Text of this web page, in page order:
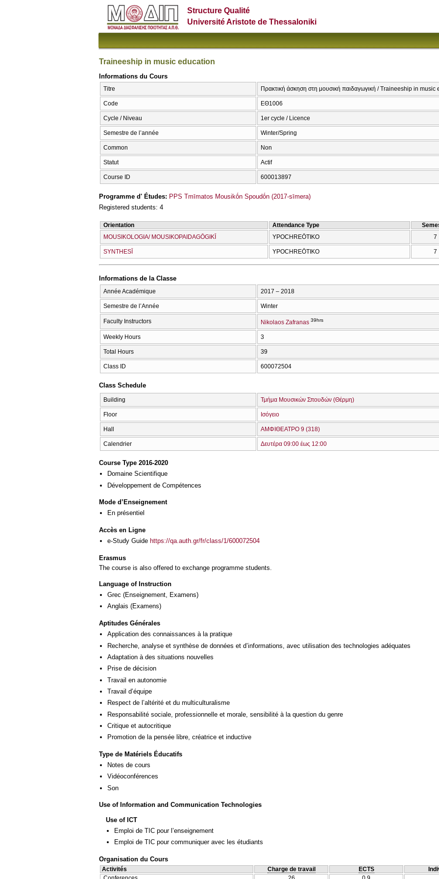
Structure Qualité
Université Aristote de Thessaloniki
Traineeship in music education
Informations du Cours
Titre Πρακτική άσκηση στη μουσική παιδαγωγική / Traineeship in music
Code ΕΘ1006
Cycle / Niveau 1er cycle / Licence
Semestre de l’année Winter/Spring
Common Non
Statut Actif
Course ID 600013897
Programme d' Études: PPS Tmīmatos Mousikṓn Spoudṓn (2017-sīmera)
Registered students: 4
Orientation Attendance Type
MOUSIKOLOGIA/ MOUSIKOPAIDAGŌGIKĪ
YPOCΗREŌTIKO 7
SYNTHESĪ YPOCΗREŌTIKO 7
Informations de la Classe
Année Académique 2017 – 2018
Semestre de l’Année Winter
Faculty Instructors Nikolaos Zafranas 39hrs
Weekly Hours 3
Total Hours 39
Class ID 600072504
Class Schedule
Building Τμήμα Μουσικών Σπουδών (Θέρμη)
Floor Ισόγειο
Hall ΑΜΦΙΘΕΑΤΡΟ 9 (318)
Calendrier Δευτέρα 09:00 έως 12:00
Course Type 2016-2020
Domaine Scientifique
Développement de Compétences
Mode d’Enseignement
En présentiel
Accès en Ligne
e-Study Guide https://qa.auth.gr/fr/class/1/600072504
Erasmus
The course is also offered to exchange programme students.
Language of Instruction
Grec (Enseignement, Examens)
Anglais (Examens)
Aptitudes Générales
Application des connaissances à la pratique
Recherche, analyse et synthèse de données et d’informations, avec utilisation des technologies adéquates
Adaptation à des situations nouvelles
Prise de décision
Travail en autonomie
Travail d’équipe
Respect de l’altérité et du multiculturalisme
Responsabilité sociale, professionnelle et morale, sensibilité à la question du genre
Critique et autocritique
Promotion de la pensée libre, créatrice et inductive
Type de Matériels Éducatifs
Notes de cours
Vidéoconférences
Son
Use of Information and Communication Technologies
Use of ICT
Emploi de TIC pour l’enseignement
Emploi de TIC pour communiquer avec les étudiants
Organisation du Cours
Activités Charge de travail ECTS